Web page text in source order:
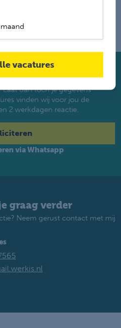
vacatures
dan toch je gegevens
vinden wij voor jou de
2 werkdagen reactie.
via Whatsapp
graag verder
Neem gerust contact met mij